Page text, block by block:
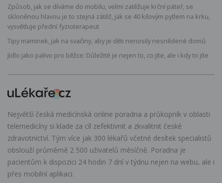
Způsob, jak se díváme do mobilu, velmi zatěžuje krční páteř, se
skloněnou hlavou je to stejná zátěž, jak se 40 kilovým pytlem na krku,
vysvětluje přední fyzioterapeut
Tipy maminek, jak na svačiny, aby je děti nenosily nesnědené domů
Jídlo jako palivo pro běžce: Důležité je nejen to, co jíte, ale i kdy to jíte
Největší česká medicínská online poradna a průkopník v oblasti
telemedicíny si klade za cíl zefektivnit a zkvalitnit české
zdravotnictví. Tým více jak 300 lékařů včetně desítek specialistů
obslouží průměrně 2 500 uživatelů měsíčně. Poradna je
pacientům k dispozici 24 hodin 7 dní v týdnu nejen na webu, ale i
přes mobilní aplikaci.